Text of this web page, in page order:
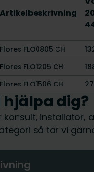
Artikelbeskrivning
Flores FLO0805 CH
Flores FLO1205 CH
Flores FLO1506 CH
hjälpa dig?
installatör,
så tar vi